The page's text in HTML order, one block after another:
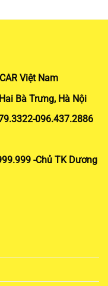
Việt Nam
Bà Trưng, Hà Nội
096.437.2886
-Chủ TK Dương